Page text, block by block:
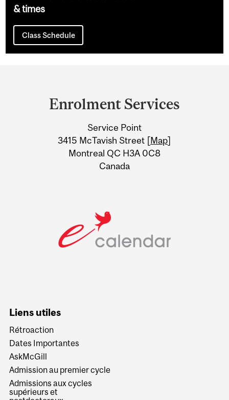
& times
Class Schedule
Information
Enrolment Services
Service Point
3415 McTavish Street [Map]
Montreal QC H3A 0C8
Canada
Liens utiles
Rétroaction
Dates Importantes
AskMcGill
Admission au premier cycle
Admissions aux cycles
supérieurs et